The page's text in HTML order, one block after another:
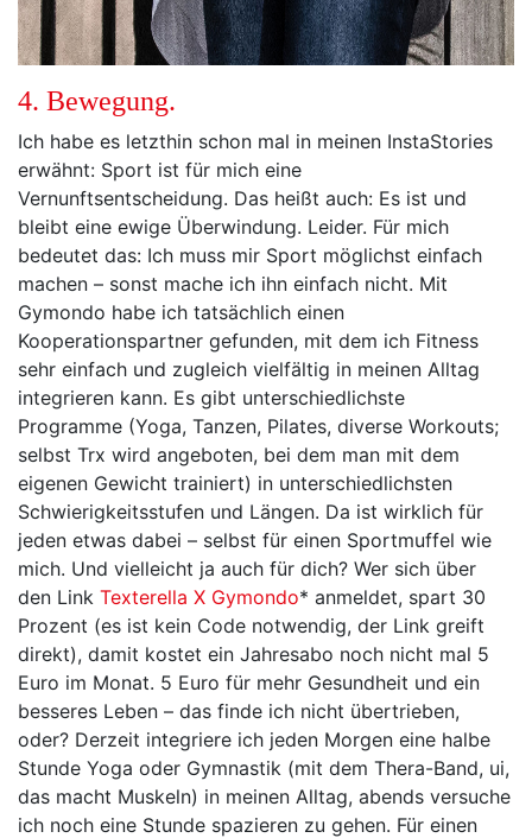
4. Bewegung.
Ich habe es letzthin schon mal in meinen InstaStories
erwähnt: Sport ist für mich eine
Vernunftsentscheidung. Das heißt auch: Es ist und
bleibt eine ewige Überwindung. Leider. Für mich
bedeutet das: Ich muss mir Sport möglichst einfach
machen – sonst mache ich ihn einfach nicht. Mit
Gymondo habe ich tatsächlich einen
Kooperationspartner gefunden, mit dem ich Fitness
sehr einfach und zugleich vielfältig in meinen Alltag
integrieren kann. Es gibt unterschiedlichste
Programme (Yoga, Tanzen, Pilates, diverse Workouts;
selbst Trx wird angeboten, bei dem man mit dem
eigenen Gewicht trainiert) in unterschiedlichsten
Schwierigkeitsstufen und Längen. Da ist wirklich für
jeden etwas dabei – selbst für einen Sportmuffel wie
mich. Und vielleicht ja auch für dich? Wer sich über
den Link Texterella X Gymondo* anmeldet, spart 30
Prozent (es ist kein Code notwendig, der Link greift
direkt), damit kostet ein Jahresabo noch nicht mal 5
Euro im Monat. 5 Euro für mehr Gesundheit und ein
besseres Leben – das finde ich nicht übertrieben,
oder? Derzeit integriere ich jeden Morgen eine halbe
Stunde Yoga oder Gymnastik (mit dem Thera-Band, ui,
das macht Muskeln) in meinen Alltag, abends versuche
ich noch eine Stunde spazieren zu gehen. Für einen